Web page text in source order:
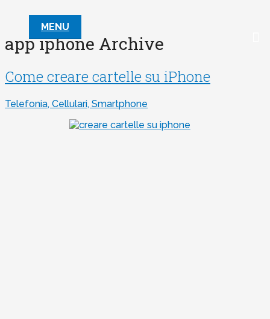
MENU
app iphone Archive
Come creare cartelle su iPhone
Telefonia, Cellulari, Smartphone